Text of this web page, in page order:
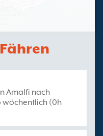
Amalfi nach
wöchentlich (0h